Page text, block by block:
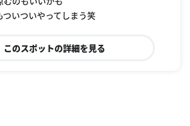
いついやってしまう笑
このスポットの詳細を見る